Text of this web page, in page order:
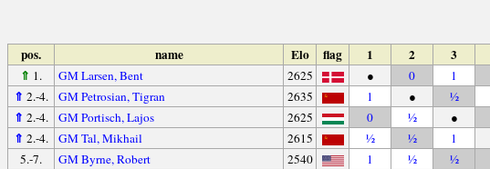
pos. name Elo flag 1 2 3
⇑ 1. GM Larsen, Bent 2625 ● 0 1
⇑ 2.-4. GM Petrosian, Tigran 2635 1 ● ½
⇑ 2.-4. GM Portisch, Lajos 2625 0 ½ ●
⇑ 2.-4. GM Tal, Mikhail 2615 ½ ½ 1
5.-7. GM Byrne, Robert 2540 1 ½ ½